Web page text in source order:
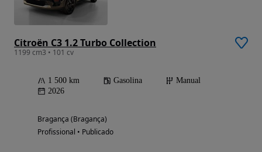
Citroën C3 1.2 Turbo Collection
1199 cm3 • 101 cv
1 500 km Gasolina
Manual
2026
Bragança (Bragança)
Profissional • Publicado